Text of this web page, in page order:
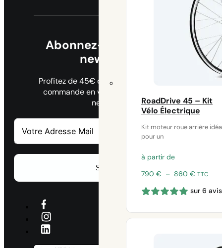
RoadDrive 45 – Kit
Vélo Électrique
Kit moteur roue arrière
pour un
à partir de
790 € – 860 € Plage
prix :
à
TTC
sur 6 avis
Abonnez-vous à notre
newsletter
Profitez de 45€ de remise sur votre 1ère
commande en vous inscrivant à notre
newsletter
S'abonner